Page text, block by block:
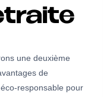
une deuxième
de
responsable pour